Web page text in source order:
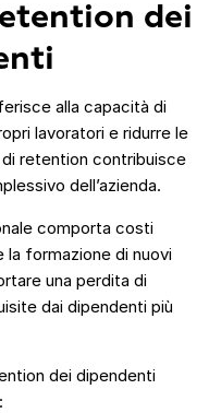
dei
alla capacità di
lavoratori e ridurre le
retention contribuisce
dell’azienda.
comporta costi
formazione di nuovi
una perdita di
dai dipendenti più
dei dipendenti